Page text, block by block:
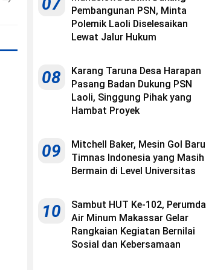
Pembangunan PSN, Minta
Polemik Laoli Diselesaikan
Lewat Jalur Hukum
08
Karang Taruna Desa Harapan
Pasang Badan Dukung PSN
Laoli, Singgung Pihak yang
Hambat Proyek
09
Mitchell Baker, Mesin Gol Baru
Timnas Indonesia yang Masih
Bermain di Level Universitas
10
Sambut HUT Ke-102, Perumda
Air Minum Makassar Gelar
Rangkaian Kegiatan Bernilai
Sosial dan Kebersamaan